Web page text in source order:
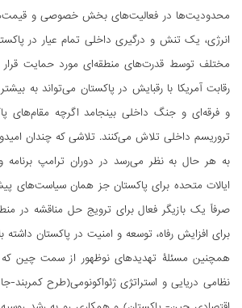
محدودیت‌ها در فعالیت‌های بخش خصوصی و قیمت‌های
انرژی، یک تنش و درگیری داخلی تمام عیار در
مختلف توسط قدرت‌های منطقه‌ای مورد حمایت قرار
رقابت آمریکا با رقبایش در پاکستان می‌تواند به
و فرقه‌ای و جنگ داخلی بینجامد اگرچه مقام‌های
تروریسم داخلی تلاش می‌کنند. تلاشی که چندان
به هر حال به نظر می‌رسد در دوران ترامپ
ایالات متحده برای پاکستان جز همان سیاست‌های
صرفاً یک بازیگر فعال برای ترویج حل مناقشه در
برای افزایش رفاه، توسعه و امنیت در پاکستان داشته
همچنین مسئلۀ تهدیدهای نوظهور از سمت چین که
نظامی دریایی و استراتژی ژئواکونومی(طرح کمربند-